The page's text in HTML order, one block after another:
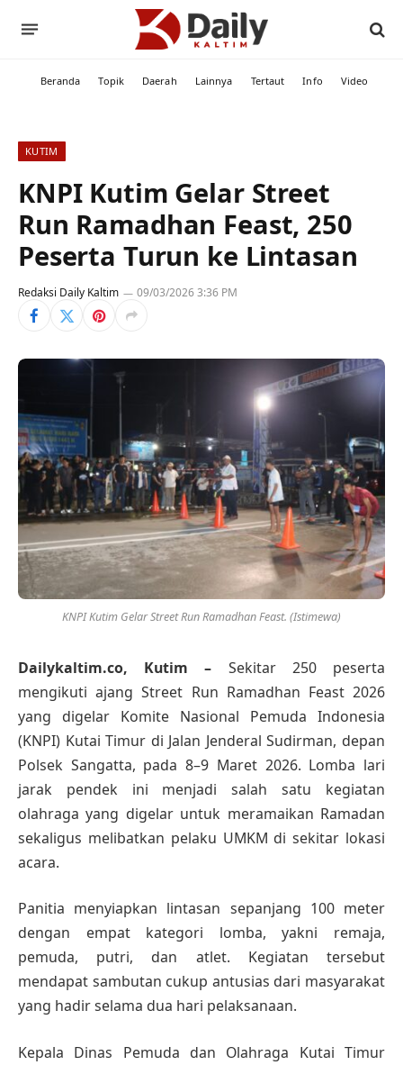
Beranda Topik Daerah Lainnya Tertaut Info Video
KUTIM
KNPI Kutim Gelar Street
Run Ramadhan Feast, 250
Peserta Turun ke Lintasan
Redaksi Daily Kaltim 09/03/2026 3:36 PM
KNPI Kutim Gelar Street Run Ramadhan Feast. (Istimewa)
Dailykaltim.co, Kutim – Sekitar 250 peserta
mengikuti ajang Street Run Ramadhan Feast 2026
yang digelar Komite Nasional Pemuda Indonesia
(KNPI) Kutai Timur di Jalan Jenderal Sudirman, depan
Polsek Sangatta, pada 8–9 Maret 2026. Lomba lari
jarak pendek ini menjadi salah satu kegiatan
olahraga yang digelar untuk meramaikan Ramadan
sekaligus melibatkan pelaku UMKM di sekitar lokasi
acara.
Panitia menyiapkan lintasan sepanjang 100 meter
dengan empat kategori lomba, yakni remaja,
pemuda, putri, dan atlet. Kegiatan tersebut
mendapat sambutan cukup antusias dari masyarakat
yang hadir selama dua hari pelaksanaan.
Kepala Dinas Pemuda dan Olahraga Kutai Timur